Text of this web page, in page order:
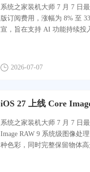
系统之家装机大师 7 月 7 日
版订阅费用，涨幅为 8% 至
宣，旨在支持 AI 功能持续投
2026-07-07
iOS 27 上线 Core
系统之家装机大师 7 月 7 日
Image RAW 9 系统级图像处
种色彩，同时完整保留物体高